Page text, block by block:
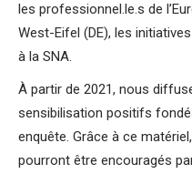
les professionnel.le.s de
West-Eifel (DE), les
à la SNA.
À partir de 2021, nous
sensibilisation positifs
enquête. Grâce à ce
pourront être encouragés